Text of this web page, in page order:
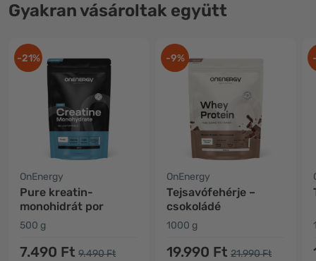
Gyakran vásároltak együtt
-21%
OnEnergy
Pure kreatin-
monohidrát por
500 g
7.490 Ft 9.490 Ft
-9%
OnEnergy
Tejsavófehérje –
csokoládé
1000 g
19.990 Ft 21.990 Ft